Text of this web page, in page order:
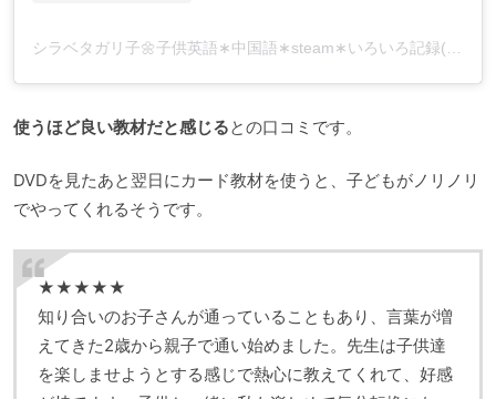
使うほど良い教材だと感じるとの口コミです。
DVDを見たあと翌日にカード教材を使うと、子どもがノリノリ
でやってくれるそうです。
★★★★★
知り合いのお子さんが通っていることもあり、言葉が増
えてきた2歳から親子で通い始めました。先生は子供達
を楽しませようとする感じで熱心に教えてくれて、好感